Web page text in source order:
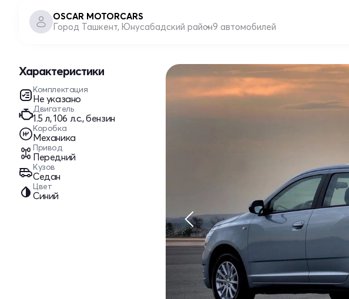
OSCAR MOTORCARS
Город Ташкент, Юнусабадский район9 автомобилей
Характеристики
Комплектация
Не указано
Двигатель
1.5 л, 106 л.с., бензин
Коробка
Механика
Привод
Передний
Кузов
Седан
Цвет
Синий